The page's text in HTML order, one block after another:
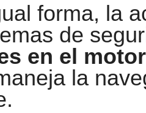
forma, la
de
en el
la